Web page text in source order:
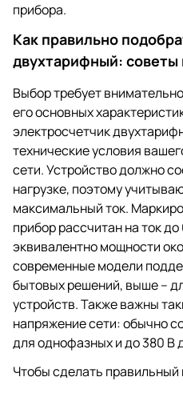
прибора.
Как правильно
двухтарифный: советы
Выбор требует
его основных
электросчетчик
технические условия
сети. Устройство должно
нагрузке, поэтому
максимальный ток.
прибор рассчитан на ток
эквивалентно мощности
современные модели
бытовых решений, выше –
устройств. Также важны
напряжение сети: обычно
для однофазных и до 380 В
Чтобы сделать